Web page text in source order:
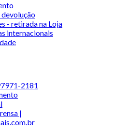
- retirada na Loja
internacionais
2181
|